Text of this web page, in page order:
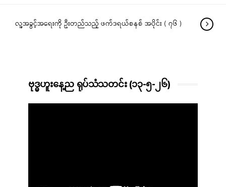
လူ့အခွင့်အရေးကို ဦးတည်သည့် ဖက်ဒရယ်စနစ် အပိုင်း ( ၇၆ )
ဗုဒ္ဓဟူးနေ့ည ရုပ်သံသတင်း (၁၃-၅-၂၆)